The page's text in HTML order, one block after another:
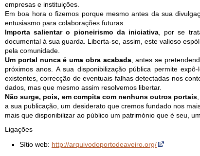
empresas e instituições.
Em boa hora o fizemos porque mesmo antes da sua
entusiasmo para colaborações futuras.
Importa salientar o pioneirismo da iniciativa , por se
documental à sua guarda. Liberta-se, assim, este valioso
pela comunidade.
Um portal nunca é uma obra acabada, antes se
próximos anos. A sua disponibilização pública permite
existentes, correcção de eventuais falhas detectadas nos
dados, mas que mesmo assim resolvemos libertar.
Não surge, pois, em compita com nenhuns outros portais
a sua publicação, um desiderato que cremos fundado nos
mais que disponibilizar ao público um património que é seu,
Ligações
Sítio web: http://arquivodoportodeaveiro.org/